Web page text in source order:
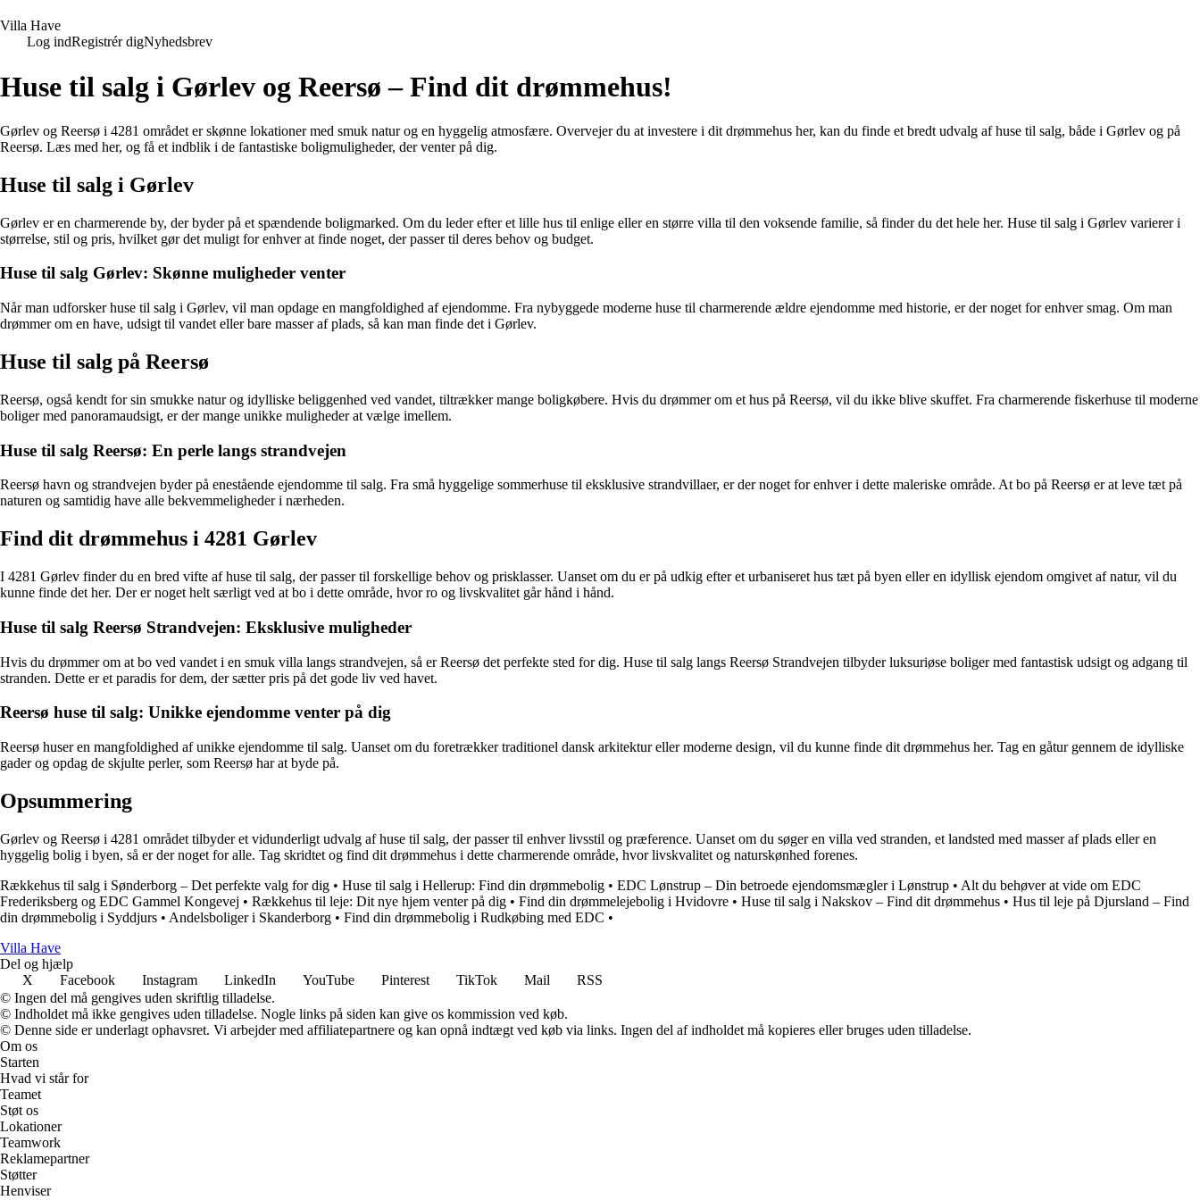
Villa Have
Log indRegistrér digNyhedsbrev
Huse til salg i Gørlev og Reersø – Find dit drømmehus!
Gørlev og Reersø i 4281 området er skønne lokationer med smuk natur og en hyggelig atmosfære. Overvejer du at investere i dit drømmehus her, kan du finde et bredt udvalg af huse til salg, både i Gørlev og på
Reersø. Læs med her, og få et indblik i de fantastiske boligmuligheder, der venter på dig.
Huse til salg i Gørlev
Gørlev er en charmerende by, der byder på et spændende boligmarked. Om du leder efter et lille hus til enlige eller en større villa til den voksende familie, så finder du det hele her. Huse til salg i Gørlev varierer i
størrelse, stil og pris, hvilket gør det muligt for enhver at finde noget, der passer til deres behov og budget.
Huse til salg Gørlev: Skønne muligheder venter
Når man udforsker huse til salg i Gørlev, vil man opdage en mangfoldighed af ejendomme. Fra nybyggede moderne huse til charmerende ældre ejendomme med historie, er der noget for enhver smag. Om man
drømmer om en have, udsigt til vandet eller bare masser af plads, så kan man finde det i Gørlev.
Huse til salg på Reersø
Reersø, også kendt for sin smukke natur og idylliske beliggenhed ved vandet, tiltrækker mange boligkøbere. Hvis du drømmer om et hus på Reersø, vil du ikke blive skuffet. Fra charmerende fiskerhuse til moderne
boliger med panoramaudsigt, er der mange unikke muligheder at vælge imellem.
Huse til salg Reersø: En perle langs strandvejen
Reersø havn og strandvejen byder på enestående ejendomme til salg. Fra små hyggelige sommerhuse til eksklusive strandvillaer, er der noget for enhver i dette maleriske område. At bo på Reersø er at leve tæt på
naturen og samtidig have alle bekvemmeligheder i nærheden.
Find dit drømmehus i 4281 Gørlev
I 4281 Gørlev finder du en bred vifte af huse til salg, der passer til forskellige behov og prisklasser. Uanset om du er på udkig efter et urbaniseret hus tæt på byen eller en idyllisk ejendom omgivet af natur, vil du
kunne finde det her. Der er noget helt særligt ved at bo i dette område, hvor ro og livskvalitet går hånd i hånd.
Huse til salg Reersø Strandvejen: Eksklusive muligheder
Hvis du drømmer om at bo ved vandet i en smuk villa langs strandvejen, så er Reersø det perfekte sted for dig. Huse til salg langs Reersø Strandvejen tilbyder luksuriøse boliger med fantastisk udsigt og adgang til
stranden. Dette er et paradis for dem, der sætter pris på det gode liv ved havet.
Reersø huse til salg: Unikke ejendomme venter på dig
Reersø huser en mangfoldighed af unikke ejendomme til salg. Uanset om du foretrækker traditionel dansk arkitektur eller moderne design, vil du kunne finde dit drømmehus her. Tag en gåtur gennem de idylliske
gader og opdag de skjulte perler, som Reersø har at byde på.
Opsummering
Gørlev og Reersø i 4281 området tilbyder et vidunderligt udvalg af huse til salg, der passer til enhver livsstil og præference. Uanset om du søger en villa ved stranden, et landsted med masser af plads eller en
hyggelig bolig i byen, så er der noget for alle. Tag skridtet og find dit drømmehus i dette charmerende område, hvor livskvalitet og naturskønhed forenes.
Rækkehus til salg i Sønderborg – Det perfekte valg for dig • Huse til salg i Hellerup: Find din drømmebolig • EDC Lønstrup – Din betroede ejendomsmægler i Lønstrup • Alt du behøver at vide om EDC
Frederiksberg og EDC Gammel Kongevej • Rækkehus til leje: Dit nye hjem venter på dig • Find din drømmelejebolig i Hvidovre • Huse til salg i Nakskov – Find dit drømmehus • Hus til leje på Djursland – Find
din drømmebolig i Syddjurs • Andelsboliger i Skanderborg • Find din drømmebolig i Rudkøbing med EDC •
Villa Have
Del og hjælp
X
Facebook Instagram LinkedIn YouTube Pinterest TikTok Mail
RSS
© Ingen del må gengives uden skriftlig tilladelse.
© Indholdet må ikke gengives uden tilladelse. Nogle links på siden kan give os kommission ved køb.
© Denne side er underlagt ophavsret. Vi arbejder med affiliatepartnere og kan opnå indtægt ved køb via links. Ingen del af indholdet må kopieres eller bruges uden tilladelse.
Om os
Starten
Hvad vi står for
Teamet
Støt os
Lokationer
Teamwork
Reklamepartner
Støtter
Henviser